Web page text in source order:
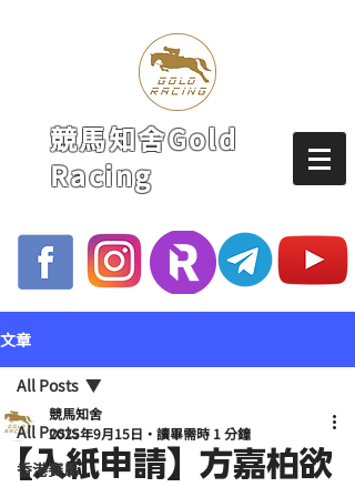
競馬知舍Gold
Racing
文章
All Posts
香港賽馬
All Posts
【入紙申請】方嘉柏欲
競馬知舍
2025年9月15日
讀畢需時 1 分鐘